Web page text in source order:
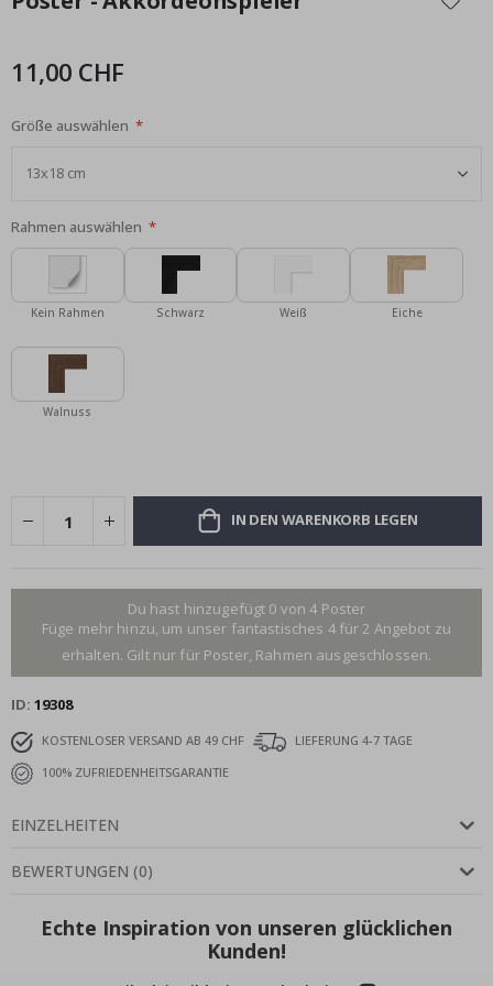
der
11,00 CHF
Größe auswählen
Rahmen auswählen
Kein Rahmen Schwarz Weiß Eiche
Walnuss
IN DEN WARENKORB LEGEN
Du hast hinzugefügt 0 von 4 Poster
Füge mehr hinzu, um unser fantastisches 4 für 2 Angebot zu
erhalten. Gilt nur für Poster, Rahmen ausgeschlossen.
ID 19308
KOSTENLOSER VERSAND AB 49 CHF
LIEFERUNG 4-7 TAGE
100% ZUFRIEDENHEITSGARANTIE
EINZELHEITEN
BEWERTUNGEN (0)
Echte Inspiration von unseren glücklichen
Kunden!